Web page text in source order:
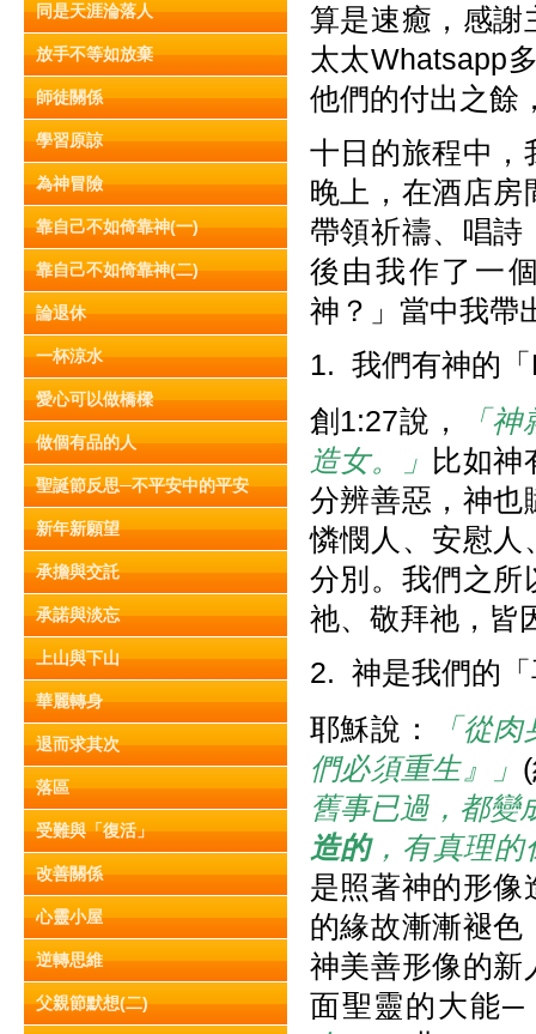
同是天涯淪落人
放手不等如放棄
師徒關係
學習原諒
為神冒險
靠自己不如倚靠神(一)
靠自己不如倚靠神(二)
論退休
一杯涼水
愛心可以做橋樑
做個有品的人
聖誕節反思─不平安中的平安
新年新願望
承擔與交託
承諾與淡忘
上山與下山
華麗轉身
退而求其次
落區
受難與「復活」
改善關係
心靈小屋
逆轉思維
父親節默想(二)
算是速癒，感謝
太太Whatsapp
他們的付出之餘
十日的旅程中，
晚上，在酒店房
帶領祈禱、唱詩
後由我作了一
神？」當中我帶
1. 我們有神的
創1:27說，
「
造女。」 比如神
分辨善惡，神也
憐憫人、安慰人
分別。我們之所
祂、敬拜祂，皆
2. 神是我們的
耶穌說：
「從
們必須重生』」
舊事已過，都變
造的，有真理的
是照著神的形像
的緣故漸漸褪色
神美善形像的新
面聖靈的大能─